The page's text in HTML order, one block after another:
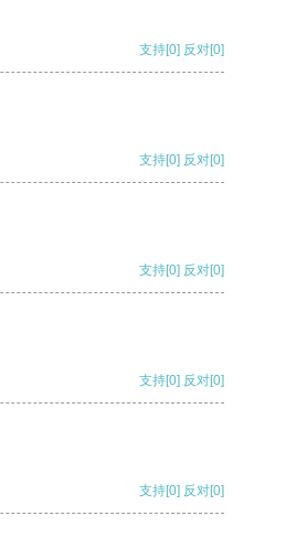
支持[0] 反对[0]
支持[0] 反对[0]
支持[0] 反对[0]
支持[0] 反对[0]
支持[0] 反对[0]